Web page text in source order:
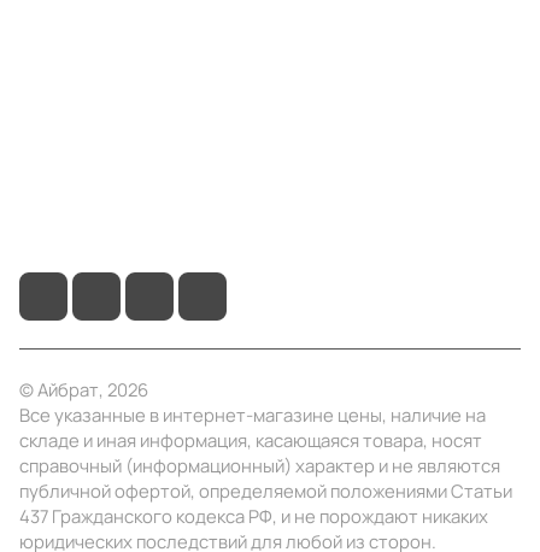
© Айбрат, 2026
Все указанные в интернет-магазине цены, наличие на
складе и иная информация, касающаяся товара, носят
справочный (информационный) характер и не являются
публичной офертой, определяемой положениями Статьи
437 Гражданского кодекса РФ, и не порождают никаких
юридических последствий для любой из сторон.